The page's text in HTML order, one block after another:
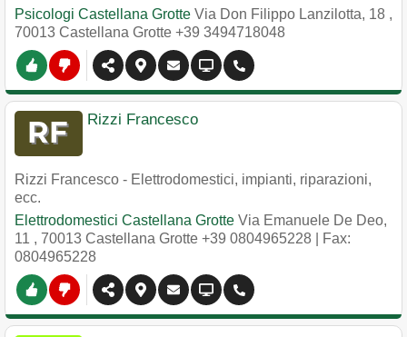
Psicologi Castellana Grotte Via Don Filippo Lanzilotta, 18 ,
70013 Castellana Grotte +39 3494718048
Rizzi Francesco
Rizzi Francesco - Elettrodomestici, impianti, riparazioni,
ecc.
Elettrodomestici Castellana Grotte Via Emanuele De Deo,
11 , 70013 Castellana Grotte +39 0804965228 | Fax:
0804965228